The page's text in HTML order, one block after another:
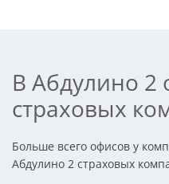
В Абдулино 2
страховых
Больше всего офисов у
Абдулино 2 страховых